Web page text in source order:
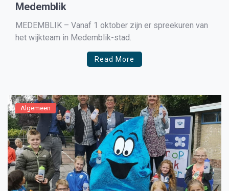
Medemblik
MEDEMBLIK – Vanaf 1 oktober zijn er spreekuren van
het wijkteam in Medemblik-stad.
Read More
Algemeen